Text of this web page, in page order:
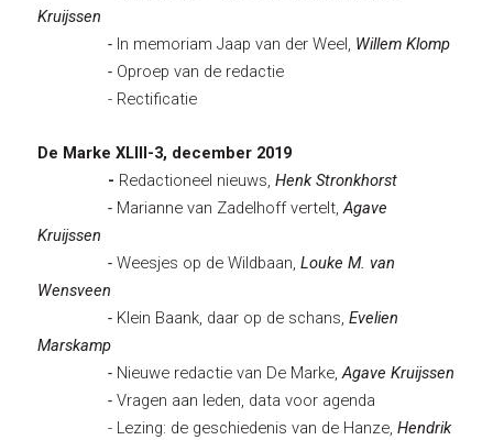
Kruijssen
- In memoriam Jaap van der Weel, Willem Klomp
- Oproep van de redactie
- Rectificatie
De Marke XLIII-3, december 2019
- Redactioneel nieuws,Henk Stronkhorst
- Marianne van Zadelhoff vertelt,Agave
Kruijssen
-Weesjes op de Wildbaan,Louke M. van
Wensveen
- Klein Baank, daar op de schans,Evelien
Marskamp
- Nieuwe redactie van De Marke,Agave Kruijssen
-Vragen aan leden, data voor agenda
- Lezing: de geschiedenis van de Hanze,Hendrik